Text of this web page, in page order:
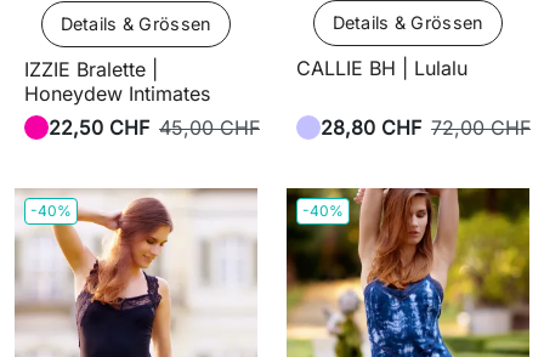
Details & Grössen
IZZIE Bralette |
Honeydew Intimates
22,50 CHF 45,00 CHF
Details & Grössen
CALLIE BH | Lulalu
28,80 CHF 72,00 CHF
-40% -40%